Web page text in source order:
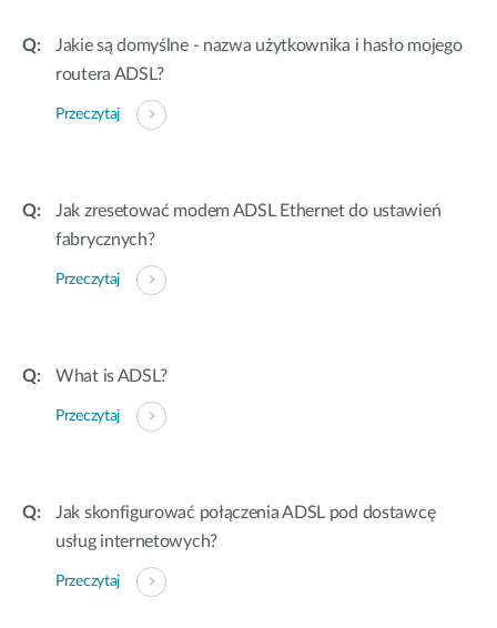
Jakie są domyślne - nazwa użytkownika i hasło mojego
routera ADSL?
Przeczytaj
Jak zresetować modem ADSL Ethernet do ustawień
fabrycznych?
Przeczytaj
What is ADSL?
Przeczytaj
Jak skonfigurować połączenia ADSL pod dostawcę
usług internetowych?
Przeczytaj